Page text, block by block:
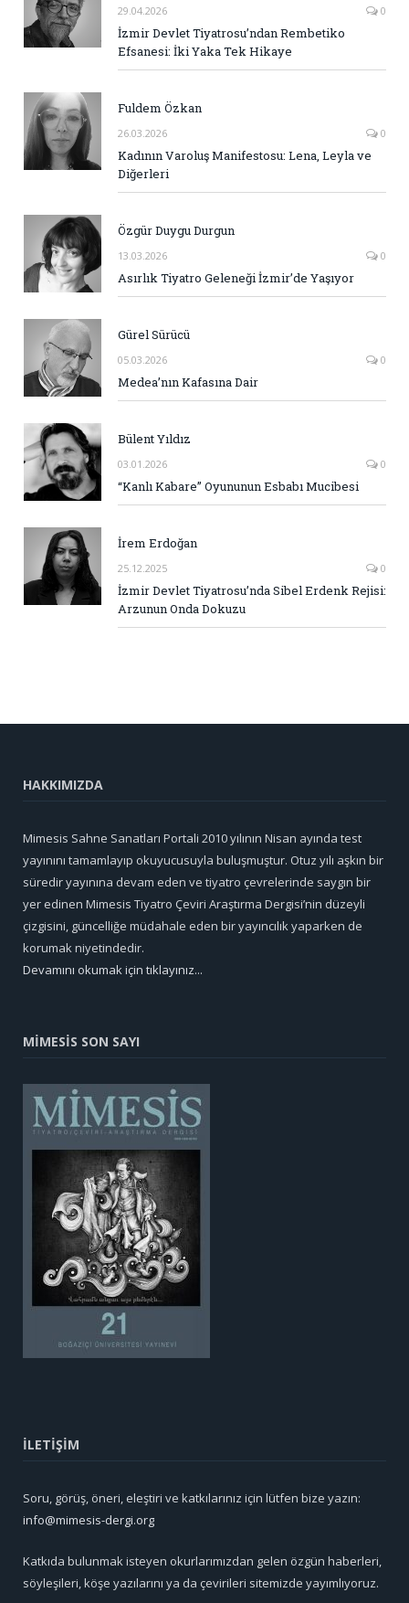
29.04.2026 0
İzmir Devlet Tiyatrosu’ndan Rembetiko
Efsanesi: İki Yaka Tek Hikaye
Fuldem Özkan
26.03.2026 0
Kadının Varoluş Manifestosu: Lena, Leyla ve
Diğerleri
Özgür Duygu Durgun
13.03.2026 0
Asırlık Tiyatro Geleneği İzmir’de Yaşıyor
Gürel Sürücü
05.03.2026 0
Medea’nın Kafasına Dair
Bülent Yıldız
03.01.2026 0
“Kanlı Kabare” Oyununun Esbabı Mucibesi
İrem Erdoğan
25.12.2025 0
İzmir Devlet Tiyatrosu’nda Sibel Erdenk Rejisi:
Arzunun Onda Dokuzu
HAKKIMIZDA
Mimesis Sahne Sanatları Portali 2010 yılının Nisan ayında test
yayınını tamamlayıp okuyucusuyla buluşmuştur. Otuz yılı aşkın bir
süredir yayınına devam eden ve tiyatro çevrelerinde saygın bir
yer edinen Mimesis Tiyatro Çeviri Araştırma Dergisi’nin düzeyli
çizgisini, güncelliğe müdahale eden bir yayıncılık yaparken de
korumak niyetindedir.
Devamını okumak için tıklayınız...
MİMESİS SON SAYI
İLETİŞİM
Soru, görüş, öneri, eleştiri ve katkılarınız için lütfen bize yazın:
info@mimesis-dergi.org
Katkıda bulunmak isteyen okurlarımızdan gelen özgün haberleri,
söyleşileri, köşe yazılarını ya da çevirileri sitemizde yayımlıyoruz.